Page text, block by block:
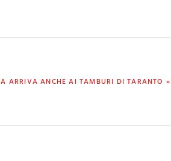
ARRIVA ANCHE AI TAMBURI DI TARANTO »